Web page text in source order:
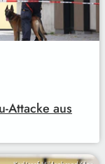
Attacke aus